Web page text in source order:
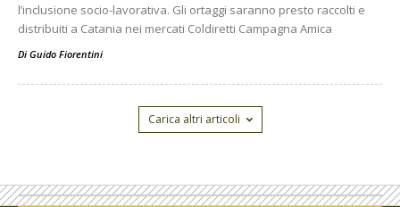
l’inclusione socio-lavorativa. Gli ortaggi saranno presto raccolti e
distribuiti a Catania nei mercati Coldiretti Campagna Amica
Di Guido Fiorentini
Carica altri articoli